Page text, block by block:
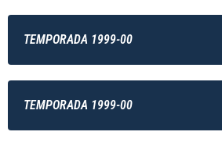
TEMPORADA 1999-00
TEMPORADA 1999-00